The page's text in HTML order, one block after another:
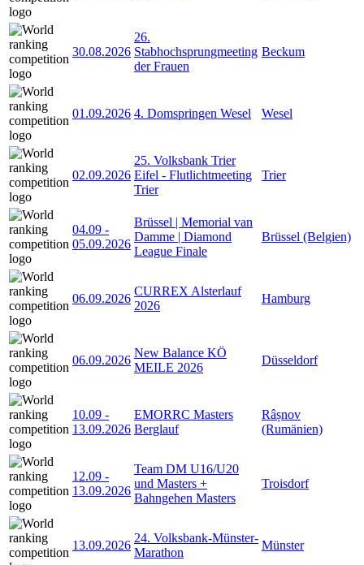
30.08.2026
26.
Stabhochsprungmeeting
der Frauen
Beckum
01.09.2026 4. Domspringen Wesel Wesel
02.09.2026
25. Volksbank Trier
Eifel - Flutlichtmeeting
Trier
Trier
04.09 -
05.09.2026
Brüssel | Memorial van
Damme | Diamond
League Finale
Brüssel (Belgien)
06.09.2026
CURREX Alsterlauf
2026
Hamburg
06.09.2026
New Balance KÖ
MEILE 2026
Düsseldorf
10.09 -
13.09.2026
EMORRC Masters
Berglauf
Râșnov
(Rumänien)
12.09 -
13.09.2026
Team DM U16/U20
und Masters +
Bahngehen Masters
Troisdorf
13.09.2026
24. Volksbank-Münster-
Marathon
Münster